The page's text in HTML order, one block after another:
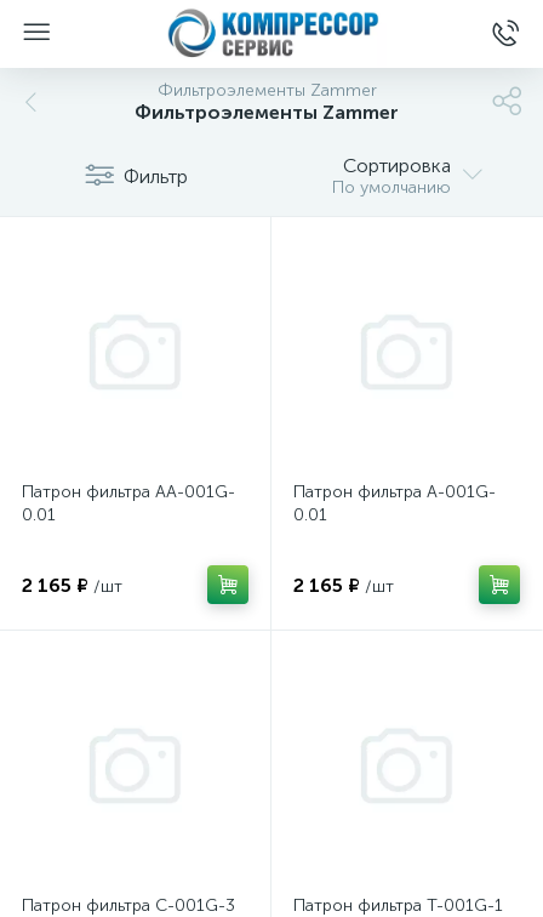
Фильтроэлементы Zammer
Фильтроэлементы Zammer
Фильтр Сортировка
По умолчанию
Патрон фильтра AA-001G-
0.01
2 165 ₽ /шт
Патрон фильтра A-001G-
0.01
2 165 ₽ /шт
Патрон фильтра C-001G-3 Патрон фильтра T-001G-1